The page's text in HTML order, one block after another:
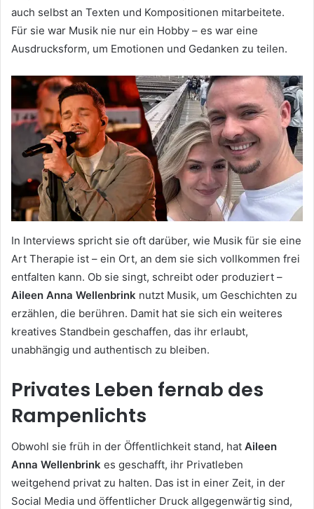
auch selbst an Texten und Kompositionen mitarbeitete.
Für sie war Musik nie nur ein Hobby – es war eine
Ausdrucksform, um Emotionen und Gedanken zu teilen.
In Interviews spricht sie oft darüber, wie Musik für sie eine
Art Therapie ist – ein Ort, an dem sie sich vollkommen frei
entfalten kann. Ob sie singt, schreibt oder produziert –
Aileen Anna Wellenbrink nutzt Musik, um Geschichten zu
erzählen, die berühren. Damit hat sie sich ein weiteres
kreatives Standbein geschaffen, das ihr erlaubt,
unabhängig und authentisch zu bleiben.
Privates Leben fernab des
Rampenlichts
Obwohl sie früh in der Öffentlichkeit stand, hat Aileen
Anna Wellenbrink es geschafft, ihr Privatleben
weitgehend privat zu halten. Das ist in einer Zeit, in der
Social Media und öffentlicher Druck allgegenwärtig sind,